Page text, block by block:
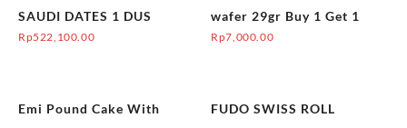
SAUDI DATES 1 DUS
Rp522,100.00
wafer 29gr Buy 1 Get 1
Rp7,000.00
Emi Pound Cake With
FUDO SWISS ROLL